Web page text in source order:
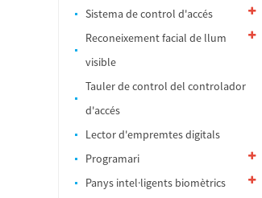
Sistema de control d'accés
Reconeixement facial de llum
visible
Tauler de control del controlador
d'accés
Lector d'empremtes digitals
Programari
Panys intel·ligents biomètrics